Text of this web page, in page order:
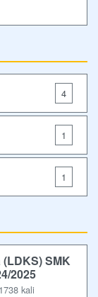
4
1
1
SMK
2025
kali